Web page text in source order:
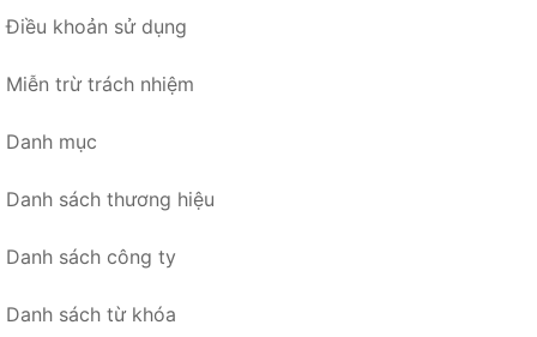
Điều khoản sử dụng
Miễn trừ trách nhiệm
Danh mục
Danh sách thương hiệu
Danh sách công ty
Danh sách từ khóa